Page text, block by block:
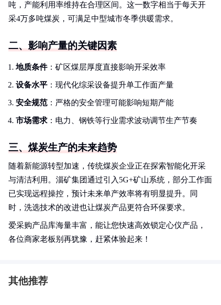
吨，产能利用率维持在合理区间。这一数字相当于每天开
采4万多吨煤炭，可满足中型城市冬季供暖需求。
二、影响产量的关键因素
地质条件：矿区煤层厚度直接影响开采效率
设备水平 ：现代化综采设备提升单工作面产量
安全规范：严格的安全管理可能影响短期产能
市场需求 ：电力、钢铁等行业需求波动调节生产节奏
三、煤炭生产的未来趋势
随着新能源转型加速，传统煤炭企业正在探索智能化开采
与清洁利用。淄矿集团通过引入5G+矿山系统，部分工作面
已实现远程操控，预计未来单产效率将有明显提升。同
时，洗选技术的改进也让煤炭产品更符合环保要求。
爱采购产品库海量丰富，能让您快速高效锁定心仪产品，
各位商家老板别再犹豫，赶紧体验起来！
其他推荐